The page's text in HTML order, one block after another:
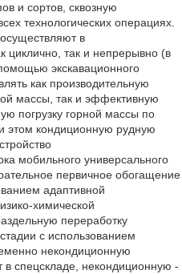
и сортов, сквозную
технологических операциях.
в
циклично, так и непрерывно (в
экскавационного
как производительную
массы, так и эффективную
погрузку горной массы по
этом кондиционную рудную
мобильного универсального
первичное обогащение
адаптивной
химической
переработку
с использованием
некондиционную
спецскладе, некондиционную -